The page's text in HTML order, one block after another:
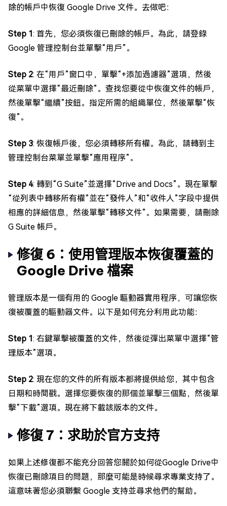
除的帳戶中恢復 Google Drive 文件。去做吧：
Step 1 : 首先，您必須恢復已刪除的帳戶。為此，請登錄
Google 管理控制台並單擊“用戶”。
Step 2: 在“用戶”窗口中，單擊“+添加過濾器”選項，然後
從菜單中選擇“最近刪除”。查找您要從中恢復文件的帳戶，
然後單擊“繼續”按鈕。指定所需的組織單位，然後單擊“恢
復”。
Step 3: 恢復帳戶後，您必須轉移所有權。為此，請轉到主
管理控制台菜單並單擊“應用程序”。
Step 4: 轉到“G Suite”並選擇“Drive and Docs”。現在單擊
“從列表中轉移所有權”並在“發件人”和“收件人”字段中提供
相應的詳細信息，然後單擊“轉移文件”。如果需要，請刪除
G Suite 帳戶。
修復 6：使用管理版本恢復覆蓋的
Google Drive 檔案
管理版本是一個有用的 Google 驅動器實用程序，可讓您恢
復被覆蓋的驅動器文件。以下是如何充分利用此功能：
Step 1 : 右鍵單擊被覆蓋的文件，然後從彈出菜單中選擇“管
理版本”選項。
Step 2: 現在您的文件的所有版本都將提供給您，其中包含
日期和時間戳。選擇您要恢復的那個並單擊三個點，然後單
擊“下載”選項。現在將下載該版本的文件。
修復 7：求助於官方支持
如果上述修復都不能充分回答您關於如何從Google Drive中
恢復已刪除項目的問題，那麼可能是時候尋求專業支持了。
這意味著您必須聯繫 Google 支持並尋求他們的幫助。